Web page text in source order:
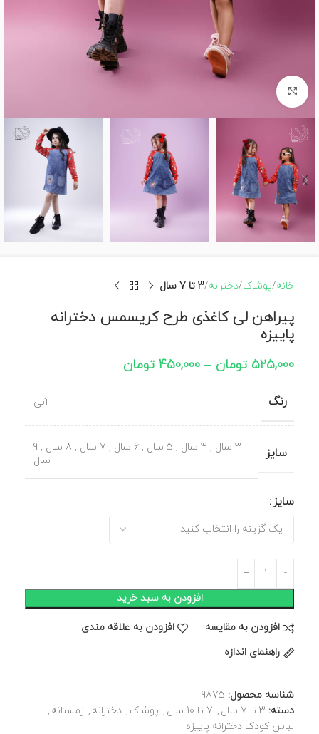
برای بزرگنمایی کلیک کنید
خانه پوشاک دخترانه 3 تا 7 سال
پیراهن لی کاغذی طرح کریسمس دخترانه
پاییزه
525,000 تومان –
450,000 تومان
رنگ آبی
سایز 3 سال , 4 سال , 5 سال , 6 سال , 7 سال , 8 سال ,
9
سال
سایز
افزودن به سبد خرید
افزودن به مقایسه
افزودن به علاقه مندی
راهنمای اندازه
شناسه محصول: 9875
دسته: 3 تا 7 سال , 7 تا 10 سال , پوشاک , دخترانه , زمستانه ,
لباس کودک دخترانه پاییزه